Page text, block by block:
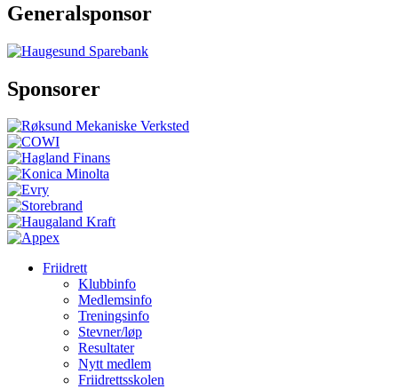
Generalsponsor
Sponsorer
Friidrett
Klubbinfo
Medlemsinfo
Treningsinfo
Stevner/løp
Resultater
Nytt medlem
Friidrettsskolen